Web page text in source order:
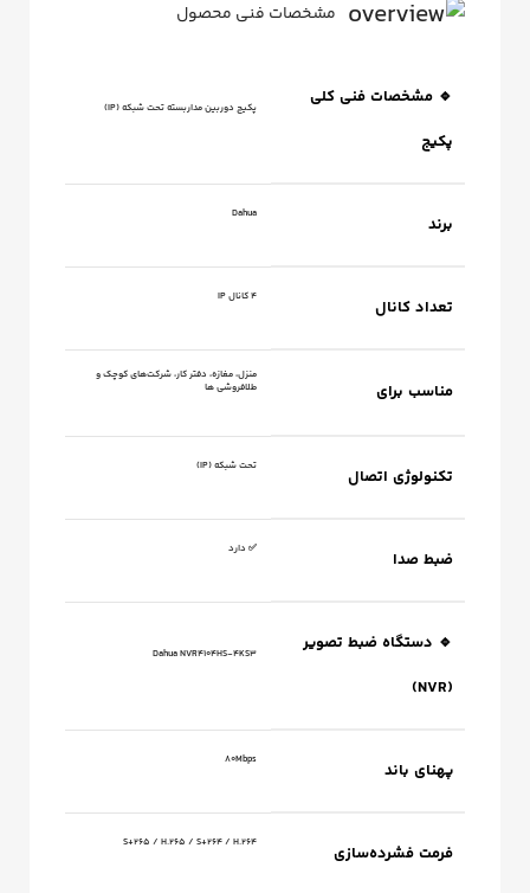
مشخصات فنی محصول
🔹 مشخصات فنی کلی
پکیج
پکیج دوربین مداربسته تحت شبکه (IP)
برند Dahua
تعداد کانال ۴ کانال IP
مناسب برای
منزل، مغازه، دفتر کار، شرکت‌های کوچک و
طلافروشی ها
تکنولوژی اتصال تحت شبکه (IP)
ضبط صدا ✅ دارد
🔹 دستگاه ضبط تصویر
(NVR)
Dahua NVR4104HS‑4KS3
پهنای باند 80Mbps
فرمت فشرده‌سازی S+265 / H.265 / S+264 / H.264